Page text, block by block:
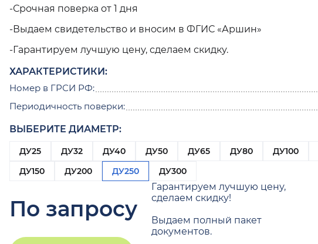
-Срочная поверка от 1 дня
-Выдаем свидетельство и вносим в ФГИС «Аршин»
-Гарантируем лучшую цену, сделаем скидку.
ХАРАКТЕРИСТИКИ:
Номер в ГРСИ РФ:
Периодичность поверки:
ВЫБЕРИТЕ ДИАМЕТР:
ДУ25 ДУ32 ДУ40 ДУ50 ДУ65 ДУ80 ДУ100
ДУ150
ДУ200 ДУ250 ДУ300
По запросу
Гарантируем лучшую цену,
сделаем скидку!
Выдаем полный пакет
документов.